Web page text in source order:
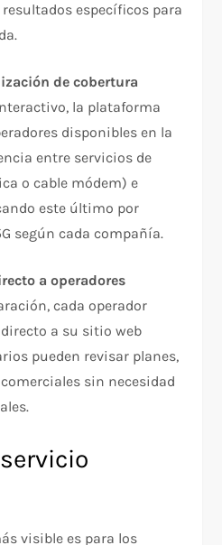
específicos para
de cobertura
la plataforma
disponibles en la
entre servicios de
o cable módem) e
este último por
según cada compañía.
a operadores
cada operador
a su sitio web
pueden revisar planes,
sin necesidad
visible es para los